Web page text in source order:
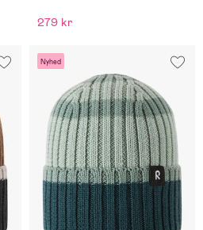
279 kr
Nyhed